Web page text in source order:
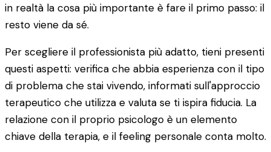
in realtà la cosa più importante è fare il primo passo: il
resto viene da sé.
Per scegliere il professionista più adatto, tieni presenti
questi aspetti: verifica che abbia esperienza con il tipo
di problema che stai vivendo, informati sull'approccio
terapeutico che utilizza e valuta se ti ispira fiducia. La
relazione con il proprio psicologo è un elemento
chiave della terapia, e il feeling personale conta molto.